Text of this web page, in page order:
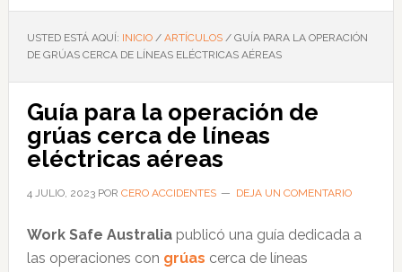
USTED ESTÁ AQUÍ: INICIO / ARTÍCULOS /GUÍA PARA LA OPERACIÓN
DE GRÚAS CERCA DE LÍNEAS ELÉCTRICAS AÉREAS
Guía para la operación de
grúas cerca de líneas
eléctricas aéreas
4 JULIO, 2023POR CERO ACCIDENTES DEJA UN COMENTARIO
Work Safe Australiapublicó una guía dedicada a
las operaciones con grúas cerca de líneas